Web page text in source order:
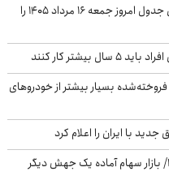
تغییرات شدید محصولات سایپا/ خریداران جدول امروز جمعه ۱۶ مرداد ۱۴۰۵ را
کار کنند
بسیار بیشتر از خودروهای
جدید با ایران را اعلام کرد
پیش‌بینی بورس فردا شنبه ۱۷ مرداد ۱۴۰۵/ بازار سهام آماده یک جهش دیگر